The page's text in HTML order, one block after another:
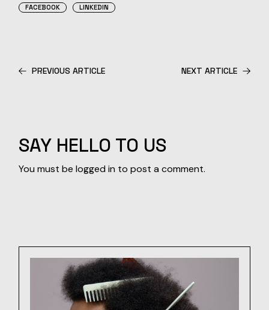
FACEBOOK LINKEDIN
PREVIOUS ARTICLE NEXT ARTICLE
SAY HELLO TO US
You must belogged in to post a comment.